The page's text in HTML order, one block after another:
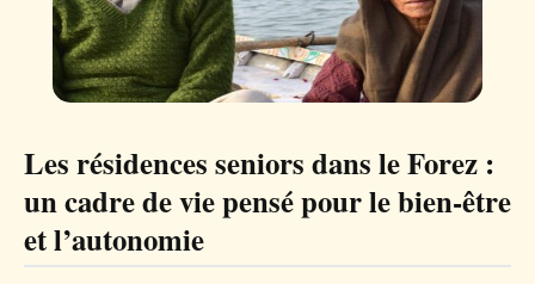
Les résidences seniors dans le Forez :
un cadre de vie pensé pour le bien-être
et l’autonomie